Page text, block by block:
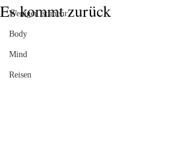
Weniger ist mehr
Body
Mind
Reisen
Es kommt zurück